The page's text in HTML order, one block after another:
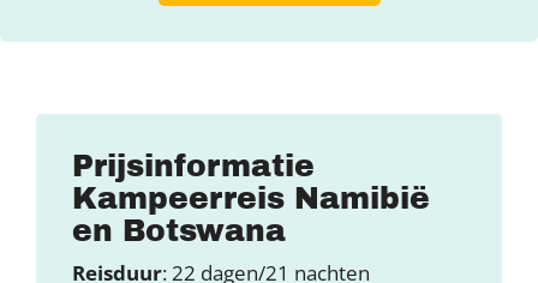
Prijsinformatie
Kampeerreis Namibië
en Botswana
Reisduur: 22 dagen/21 nachten